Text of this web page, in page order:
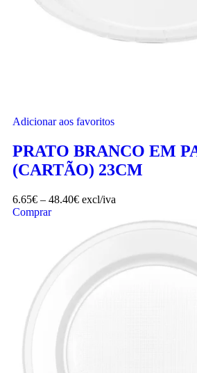
Adicionar aos favoritos
PRATO BRANCO EM
(CARTÃO) 23CM
6.65€ – 48.40€ excl/iva
Comprar